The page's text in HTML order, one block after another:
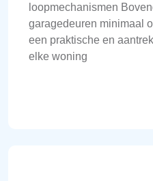
loopmechanismen
garagedeuren minimaal
een praktische en
elke woning